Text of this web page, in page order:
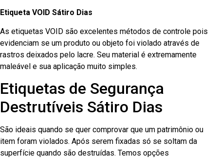
Etiqueta VOID Sátiro Dias
As etiquetas VOID são excelentes métodos de controle pois
evidenciam se um produto ou objeto foi violado através de
rastros deixados pelo lacre. Seu material é extremamente
maleável e sua aplicação muito simples.
Etiquetas de Segurança
Destrutíveis Sátiro Dias
São ideais quando se quer comprovar que um patrimônio ou
item foram violados. Após serem fixadas só se soltam da
superfície quando são destruídas. Temos opções